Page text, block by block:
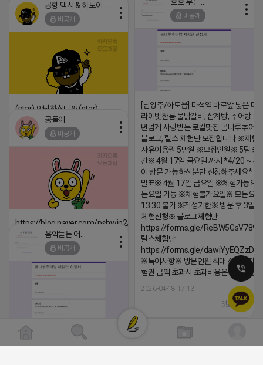
2026-04-18 17:15
비공개
[남양주/화도읍] 마석역 바로앞 넓은 매
라이빗한룸 물닭갈비, 삼계탕, 추어탕 맛
년넘게 사랑받는 로컬맛집 곰나루추어
블로그, 릴스 체험단 모집합니다 ※체험
자유이용권 5만원 ※모집인원※ 5팀 ※
간※ 4월 17일 금요일 까지 *4/20 ~ 4/
이 방문 가능하신분만 신청해주세요* ※
발표※ 4월 17일 금요일 ※체험가능요
든요일 가능 ※체험불가요일※ 모든요
13:30 불가 ※작성기한※ 방문 후 3일
체험신청※ 블로그체험단
https://forms.gle/
릴스체험단
https://forms.gle/
※특이사항※ 방문인원 최대 4인 까지
험권 금액 초과시 초과비용은 본인부담
2026-04-18 17:13
댓글:20개
비공개
(star) 안녕하십니까 (star)
2026-04-18 17:12
공돌이
비공개
https://blog.naver.com/pshwin2/224023970047
2026-04-18 17:12
비공개
[남양주/화도읍] 마석역 바로앞 넓은 매장과, 프
라이빗한룸 물닭갈비, 삼계탕, 추어탕 맛집 10